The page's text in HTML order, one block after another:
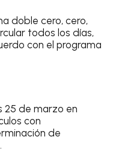
doble cero, cero,
todos los días,
con el programa
25 de marzo en
con
de